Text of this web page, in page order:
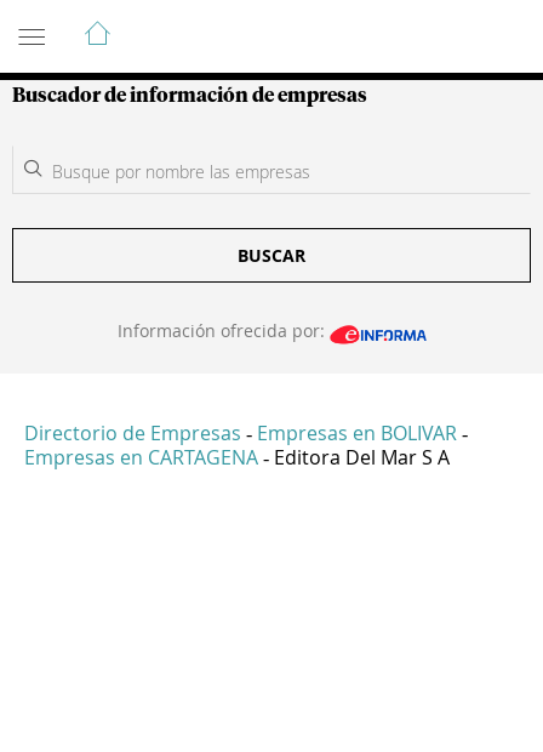
Guía de Empresas Colombianas
Buscador de información de empresas
BUSCAR
Información ofrecida por:
Directorio de Empresas - Empresas en BOLIVAR -
Empresas en CARTAGENA - Editora Del Mar S A